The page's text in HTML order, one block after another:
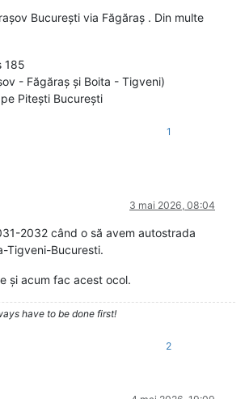
București via Făgăraș . Din multe
185
- Făgăraș și Boita - Tigveni)
Pitești București
1
3 mai 2026, 08:04
2032 când o să avem autostrada
Tigveni-Bucuresti.
și acum fac acest ocol.
have to be done first!
2